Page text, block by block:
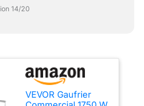
14/20
VEVOR Gaufrier